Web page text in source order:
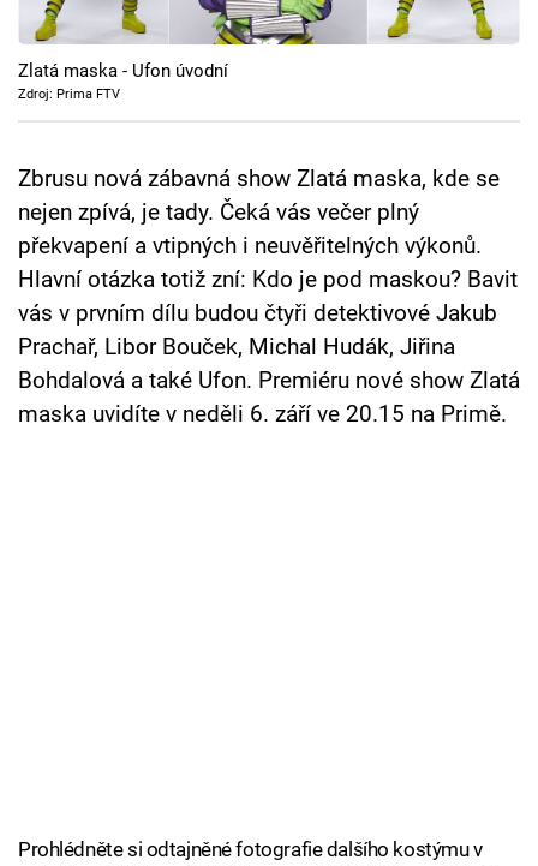
Cool Esport
Pořady
Sledujte prima+
Přihlášení
Sledujte nás
Zlatá maska - Ufon úvodní
Zdroj: Prima FTV
Zbrusu nová zábavná show Zlatá maska, kde se
nejen zpívá, je tady. Čeká vás večer plný
překvapení a vtipných i neuvěřitelných výkonů.
Hlavní otázka totiž zní: Kdo je pod maskou? Bavit
vás v prvním dílu budou čtyři detektivové Jakub
Prachař, Libor Bouček, Michal Hudák, Jiřina
Bohdalová a také Ufon. Premiéru nové show Zlatá
maska uvidíte v neděli 6. září ve 20.15 na Primě.
Prohlédněte si odtajněné fotografie dalšího kostýmu v